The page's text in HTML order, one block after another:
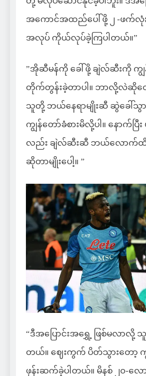
အကောင်အထည်ပေါ်ဖို့ ၂ -ဖက်
အလုပ် ကိုယ်လုပ်ခဲ့ကြပါတယ်။”
”အိုဆီမန်ကို ခေါ်ဖို့ ချဲလ်ဆီးကို က
တိုက်တွန်းခဲ့တာပါ။ ဘာလို့လဲဆို
သူတို့ ဘယ်နေရာမျိုးဆီ ဆွဲခေါ်သွ
ကျွန်တော်ခံစားမိလို့ပါ။ နောက်ပ
လည်း ချဲလ်ဆီးဆီ ဘယ်လောက်ထိ ပ
ဆိုတာမျိုးပေါ့။ ”
“ဒီအပြောင်းအရွှေ့ ဖြစ်မလာလို့
တယ်။ ဈေးကွက် ပိတ်သွားတော့
ဖုန်းဆက်ခဲ့ပါတယ်။ မိနစ် ၂၀-လေ